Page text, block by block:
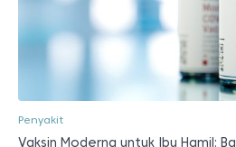
Penyakit
Vaksin Moderna untuk Ibu Hamil: